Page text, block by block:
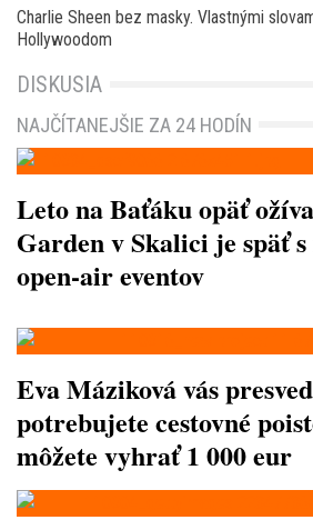
Charlie Sheen bez masky. Vlastnými
Hollywoodom
DISKUSIA
NAJČÍTANEJŠIE ZA 24 HODÍN
Leto na Baťáku opäť
Garden v Skalici je späť
open-air eventov
Eva Máziková vás
potrebujete cestovné
môžete vyhrať 1 000 eur